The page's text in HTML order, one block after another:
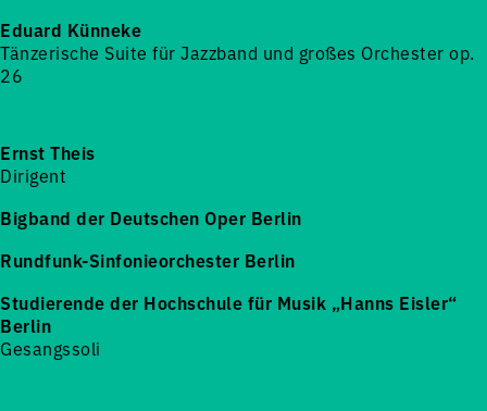
Eduard Künneke
Tänzerische Suite für Jazzband und großes Orchester op.
26
Ernst Theis
Dirigent
Bigband der Deutschen Oper Berlin
Rundfunk-Sinfonieorchester Berlin
Studierende der Hochschule für Musik „Hanns Eisler“
Berlin
Gesangssoli